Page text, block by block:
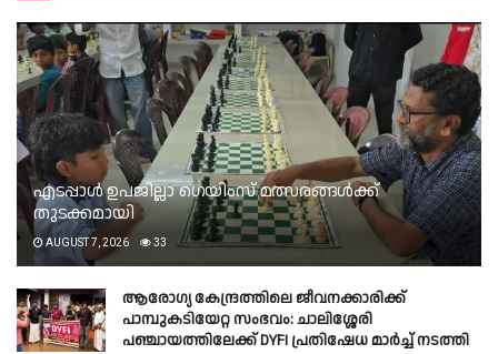
എടപ്പാൾ ഉപജില്ലാ ഗെയിംസ് മത്സരങ്ങൾക്ക്
തുടക്കമായി
AUGUST 7, 2026 33
ആരോഗ്യ കേന്ദ്രത്തിലെ ജീവനക്കാരിക്ക്
പാമ്പുകടിയേറ്റ സംഭവം: ചാലിശ്ശേരി
പഞ്ചായത്തിലേക്ക് DYFI പ്രതിഷേധ മാർച്ച് നടത്തി​